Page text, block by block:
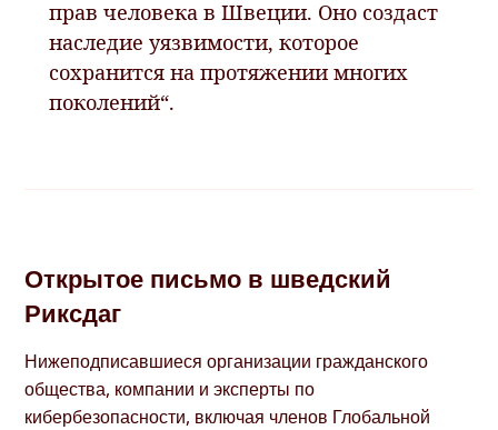
прав человека в Швеции. Оно создаст
наследие уязвимости, которое
сохранится на протяжении многих
поколений“.
Открытое письмо в шведский
Риксдаг
Нижеподписавшиеся организации гражданского
общества, компании и эксперты по
кибербезопасности, включая членов Глобальной